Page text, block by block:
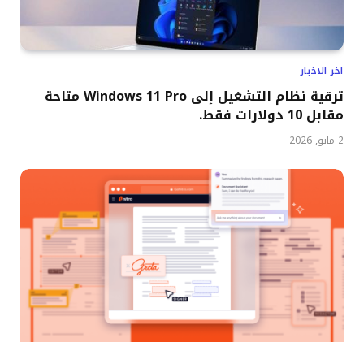
اخر الاخبار
ترقية نظام التشغيل إلى Windows 11 Pro متاحة
مقابل 10 دولارات فقط.
2 مايو, 2026